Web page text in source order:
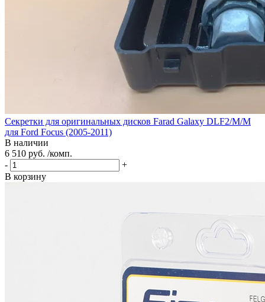
Секретки для оригинальных дисков Farad Galaxy DLF2/M/M
для Ford Focus (2005-2011)
В наличии
6 510 руб. /комп.
-
+
В корзину